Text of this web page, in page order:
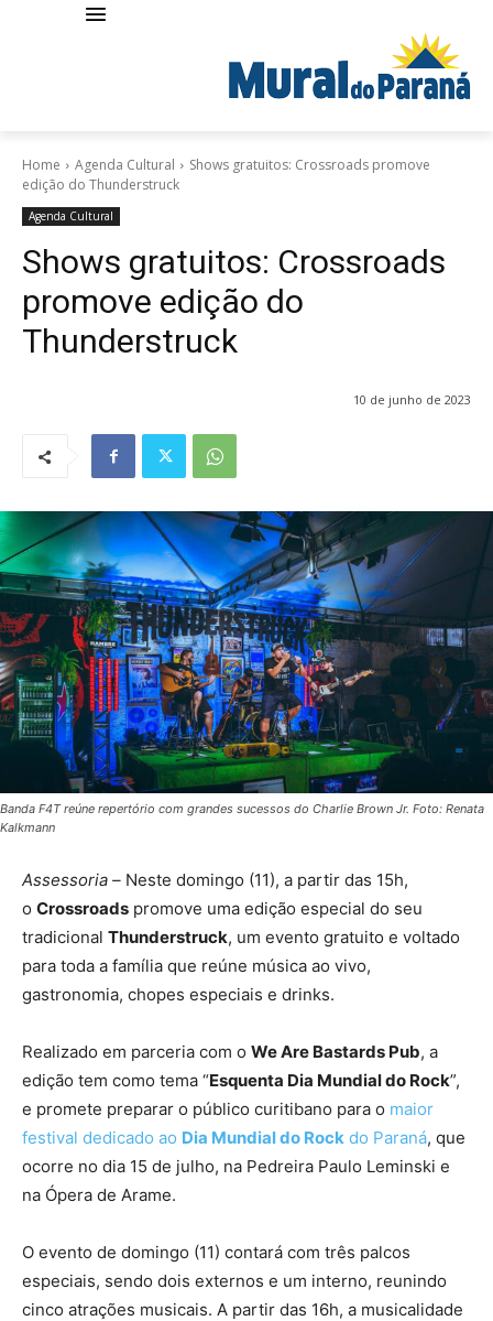
Home Agenda Cultural
Shows gratuitos: Crossroads promove
edição do Thunderstruck
Agenda Cultural
Shows gratuitos: Crossroads
promove edição do
Thunderstruck
10 de junho de 2023
Banda F4T reúne repertório com grandes sucessos do Charlie Brown Jr. Foto: Renata
Kalkmann
Assessoria – Neste domingo (11), a partir das 15h,
o Crossroads promove uma edição especial do seu
tradicional Thunderstruck, um evento gratuito e voltado
para toda a família que reúne música ao vivo,
gastronomia, chopes especiais e drinks.
Realizado em parceria com o We Are Bastards Pub, a
edição tem como tema “Esquenta Dia Mundial do Rock”,
e promete preparar o público curitibano para o maior
festival dedicado ao Dia Mundial do Rock do Paraná, que
ocorre no dia 15 de julho, na Pedreira Paulo Leminski e
na Ópera de Arame.
O evento de domingo (11) contará com três palcos
especiais, sendo dois externos e um interno, reunindo
cinco atrações musicais. A partir das 16h, a musicalidade